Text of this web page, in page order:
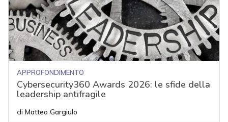
APPROFONDIMENTO
Cybersecurity360 Awards 2026: le sfide della
leadership antifragile
di Matteo Gargiulo